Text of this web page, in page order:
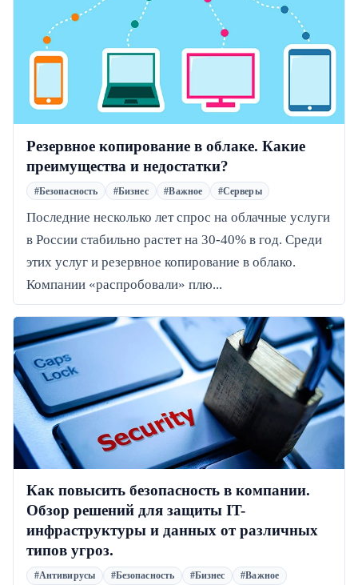
Резервное копирование в облаке. Какие
преимущества и недостатки?
#Безопасность #Бизнес #Важное #Серверы
Последние несколько лет спрос на облачные услуги
в России стабильно растет на 30-40% в год. Среди
этих услуг и резервное копирование в облако.
Компании «распробовали» плю...
Как повысить безопасность в компании.
Обзор решений для защиты IT-
инфраструктуры и данных от различных
типов угроз.
#Антивирусы #Безопасность #Бизнес #Важное